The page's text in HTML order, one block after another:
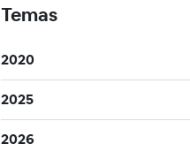
Temas
2020
2025
2026